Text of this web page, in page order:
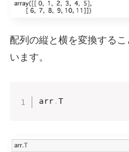
配列の縦と横を変換する
います。
arr. T